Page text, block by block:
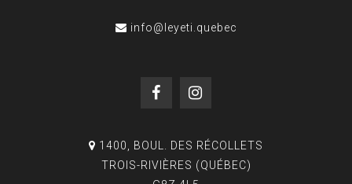
info@leyeti.quebec
1400, BOUL. DES RÉCOLLETS
TROIS-RIVIÈRES (QUÉBEC)